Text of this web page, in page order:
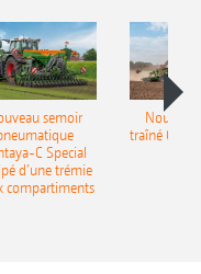
semoir
C Special
d’une trémie
compartiments
traîné